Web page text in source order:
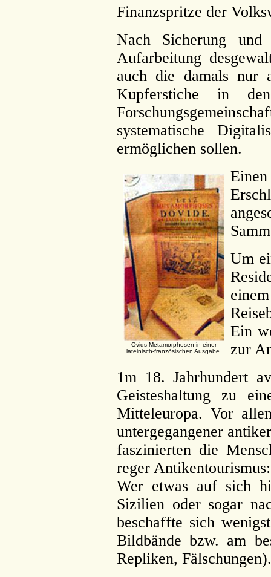
Finanzspritze der
Nach Sicherung und
Aufarbeitung
auch die damals nur
Kupferstiche in
systematische
ermöglichen sollen.
Ovids Metamorphosen in einer
lateinisch-französischen Ausgabe.
Um
Ein
zur
1m 18. Jahrhundert
Geisteshaltung zu
Mitteleuropa. Vor
untergegangener
faszinierten die
reger Antikentourismus:
Wer etwas auf sich
Sizilien oder sogar
beschaffte sich
Bildbände bzw. am
Repliken, Fälschungen).